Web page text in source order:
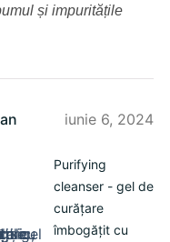
și impuritățile
iunie 6, 2024
Purifying
cleanser - gel de
curățare
îmbogățit cu